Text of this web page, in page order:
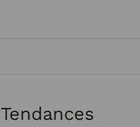
Tendances